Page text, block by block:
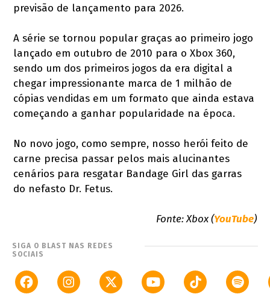
previsão de lançamento para 2026.
A série se tornou popular graças ao primeiro jogo
lançado em outubro de 2010 para o Xbox 360,
sendo um dos primeiros jogos da era digital a
chegar impressionante marca de 1 milhão de
cópias vendidas em um formato que ainda estava
começando a ganhar popularidade na época.
No novo jogo, como sempre, nosso herói feito de
carne precisa passar pelos mais alucinantes
cenários para resgatar Bandage Girl das garras
do nefasto Dr. Fetus.
Fonte: Xbox (YouTube)
SIGA O BLAST NAS REDES
SOCIAIS